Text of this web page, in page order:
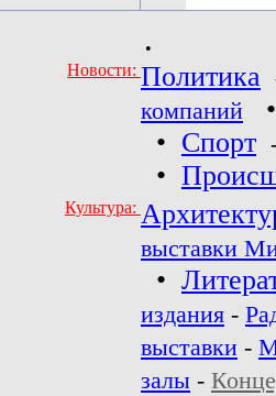
•
Новости: Политика
компаний
•
• Спорт
•
Культура:
выставки
•
издания -
выставки -
залы -